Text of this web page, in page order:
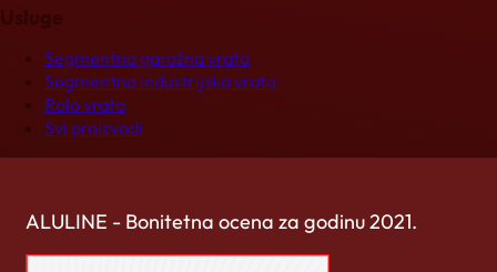
Segmentna garažna vrata
Segmentna industrijska vrata
Rolo vrata
Svi proizvodi
ALULINE - Bonitetna ocena za godinu 2021.